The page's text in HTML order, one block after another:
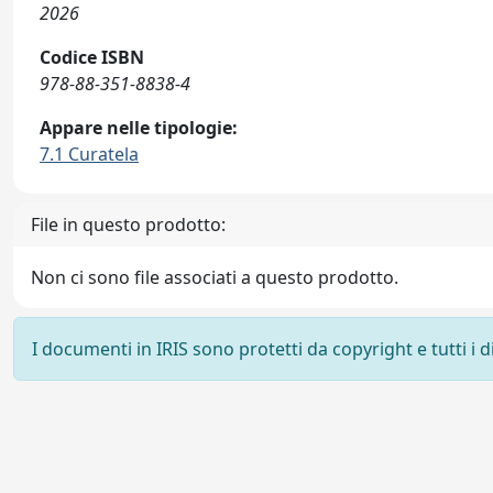
2026
Codice ISBN
978-88-351-8838-4
Appare nelle tipologie:
7.1 Curatela
File in questo prodotto:
Non ci sono file associati a questo prodotto.
I documenti in IRIS sono protetti da copyright e tutti i